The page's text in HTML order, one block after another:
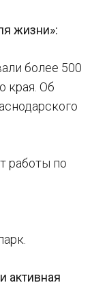
жизни»:
более 500
края. Об
работы по
активная